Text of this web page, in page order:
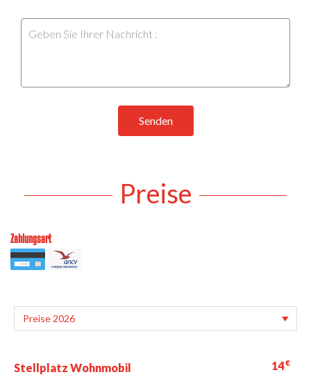
Senden
Preise
Zahlungsart
Stellplatz Wohnmobil 14€